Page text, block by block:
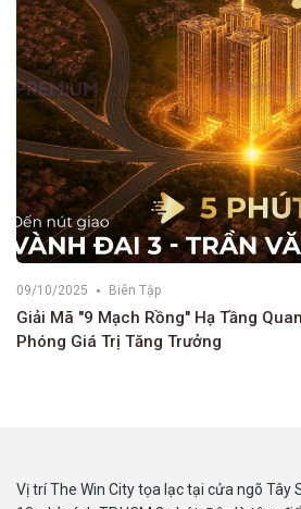
09/10/2025 Biên Tập
Giải Mã "9 Mạch Rồng" Hạ Tầng
Phóng Giá Trị Tăng Trưởng
Vị trí The Win City tọa lạc tại cửa ngõ Tây